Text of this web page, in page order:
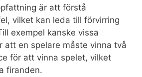
är att förstå
vilket kan leda till förvirring
exempel kanske vissa
att en spelare måste vinna två
för att vinna spelet, vilket
firanden.